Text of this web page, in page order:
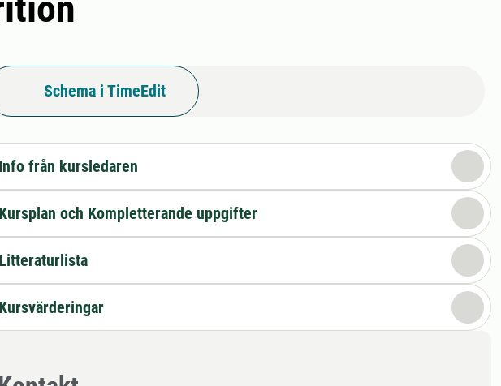
Schema i TimeEdit
Info från kursledaren
Kursplan och Kompletterande uppgifter
Litteraturlista
Kursvärderingar